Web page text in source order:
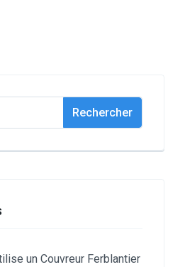
un Couvreur Ferblantier